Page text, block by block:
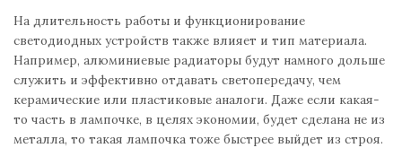
На длительность работы и функционирование
светодиодных устройств также влияет и тип материала.
Например, алюминиевые радиаторы будут намного дольше
служить и эффективно отдавать светопередачу, чем
керамические или пластиковые аналоги. Даже если какая-
то часть в лампочке, в целях экономии, будет сделана не из
металла, то такая лампочка тоже быстрее выйдет из строя.